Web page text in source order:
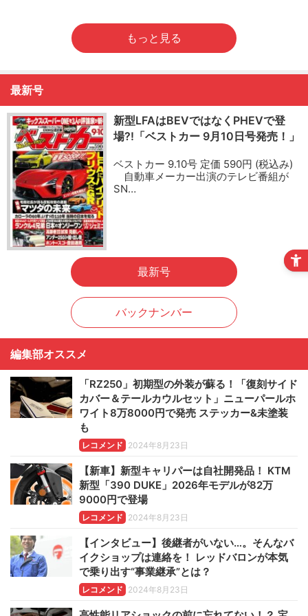
もっと見る
最新号
新型LFAはBEVではなくPHEVで登
場?!「ベストカー 9月10日号発売！」
ベストカー 9.10号 定価 590円 (税込み)
自動車メーカー出演のテレビ番組が
SN…
最新号
バックナンバー
編集部オススメ
「RZ250」初期型の外装が蘇る！「復刻サイド
カバー＆テールカウルセット」ニューパールホ
ワイト8万8000円で発売 ステッカー&未塗装
も
レコメンド 2024年8月23日
【新車】新型キャリパーは自社開発品！ KTM
新型「390 DUKE」2026年モデルが82万
9000円で登場
レコメンド 2024年8月23日
【インタビュー】後継者がいない…。そんなバ
イクショップは連絡を！ レッドバロンが本気
で乗り出す“事業継承”とは？
レコメンド 2024年8月23日